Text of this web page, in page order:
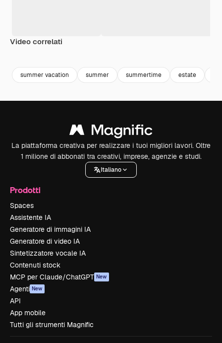
Video correlati
summer vacation summer summertime estate
La piattaforma creativa per realizzare i tuoi migliori lavori. Oltre
1 milione di abbonati tra creativi, imprese, agenzie e studi.
Italiano
Prodotti
Spaces
Assistente IA
Generatore di immagini IA
Generatore di video IA
Sintetizzatore vocale IA
Contenuti stock
MCP per Claude/ChatGPT New
Agenti New
API
App mobile
Tutti gli strumenti Magnific